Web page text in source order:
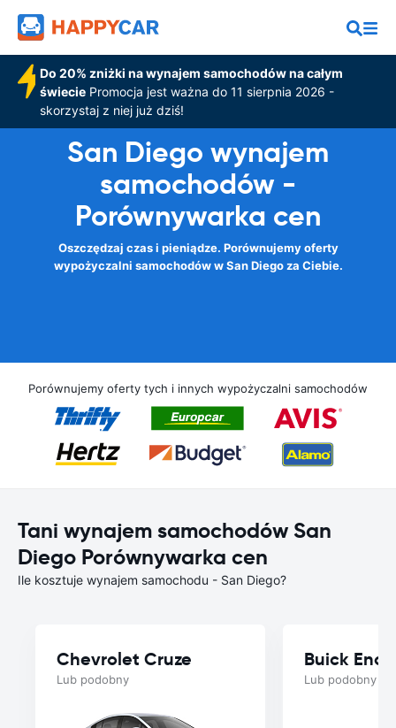
Do 20% zniżki na wynajem samochodów na całym
świeciePromocja jest ważna do 11 sierpnia 2026 -
skorzystaj z niej już dziś!
San Diego wynajem
samochodów -
Porównywarka cen
Oszczędzaj czas i pieniądze. Porównujemy oferty
wypożyczalni samochodów w San Diego za Ciebie.
Porównujemy oferty tych i innych wypożyczalni samochodów
Tani wynajem samochodów San
Diego Porównywarka cen
Ile kosztuje wynajem samochodu - San Diego?
Chevrolet Cruze
Lub podobny
Buick
Lub podobny